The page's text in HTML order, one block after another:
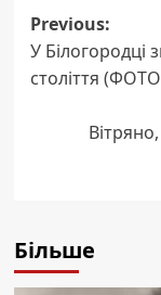
Post
Previous:
У Білогородці
століття
Більше